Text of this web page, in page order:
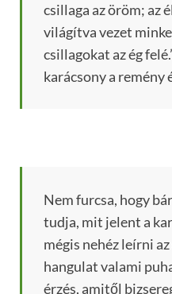
csillaga az öröm; az
világítva vezet
csillagokat az ég
karácsony a remény
Nem furcsa, hogy
tudja, mit jelent a
mégis nehéz leírni
hangulat valami
érzés, amitől